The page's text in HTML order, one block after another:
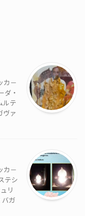
カ－
ダ・
ルテ
ヴァ
カ－
テシ
リ
バガ